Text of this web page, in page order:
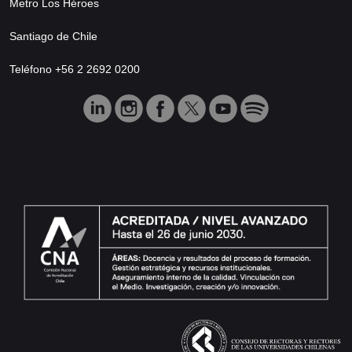
Metro Los Héroes
Santiago de Chile
Teléfono +56 2 2692 0200